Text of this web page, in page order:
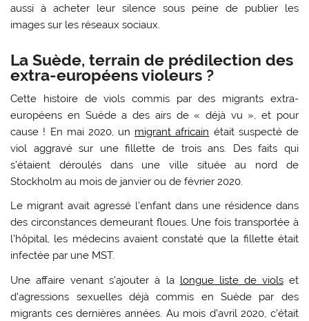
aussi à acheter leur silence sous peine de publier les
images sur les réseaux sociaux.
La Suède, terrain de prédilection des
extra-européens violeurs ?
Cette histoire de viols commis par des migrants extra-
européens en Suède a des airs de « déjà vu », et pour
cause ! En mai 2020, un migrant africain était suspecté de
viol aggravé sur une fillette de trois ans. Des faits qui
s’étaient déroulés dans une ville située au nord de
Stockholm au mois de janvier ou de février 2020.
Le migrant avait agressé l’enfant dans une résidence dans
des circonstances demeurant floues. Une fois transportée à
l’hôpital, les médecins avaient constaté que la fillette était
infectée par une MST.
Une affaire venant s’ajouter à la longue liste de violset
d’agressions sexuelles déjà commis en Suède par des
migrants ces dernières années. Au mois d’avril 2020, c’était